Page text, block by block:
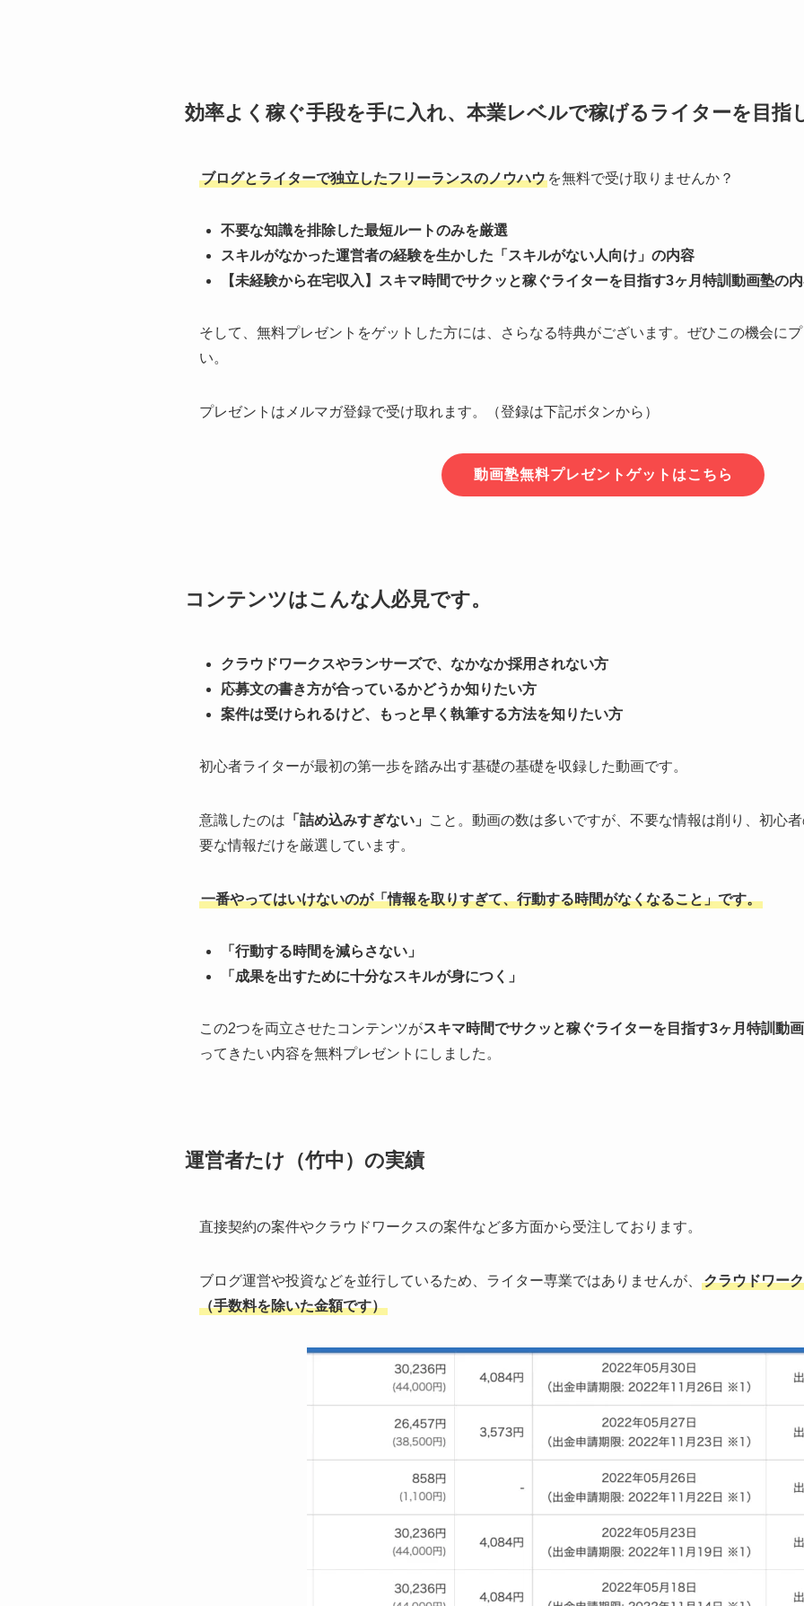
効率よく稼ぐ手段を手に入れ、本業レベルで稼げるライターを目指
ブログとライターで独立したフリーランスのノウハウ を無料で受け取りませんか？
不要な知識を排除した最短ルートのみを厳選
スキルがなかった運営者の経験を生かした「スキルがない人向け」の内容
【未経験から在宅収入】スキマ時間でサクッと稼ぐライターを目指す3ヶ月特訓動画塾の
そして、無料プレゼントをゲットした方には、さらなる特典がございます。ぜひこの機会に
い。
プレゼントはメルマガ登録で受け取れます。（登録は下記ボタンから）
動画塾無料プレゼントゲットはこちら
コンテンツはこんな人必見です。
クラウドワークスやランサーズで、なかなか採用されない方
応募文の書き方が合っているかどうか知りたい方
案件は受けられるけど、もっと早く執筆する方法を知りたい方
初心者ライターが最初の第一歩を踏み出す基礎の基礎を収録した動画です。
意識したのは 「詰め込みすぎない」
こと。動画の数は多いですが、不要な情報は削り、初心
要な情報だけを厳選しています。
一番やってはいけないのが「情報を取りすぎて、行動する時間がなくなること」です。
「行動する時間を減らさない」
「成果を出すために十分なスキルが身につく」
この2つを両立させたコンテンツがスキマ時間でサクッと稼ぐライターを目指す3ヶ月特訓動
ってきたい内容を無料プレゼントにしました。
運営者たけ（竹中）の実績
直接契約の案件やクラウドワークスの案件など多方面から受注しております。
ブログ運営や投資などを並行しているため、ライター専業ではありませんが、
クラウドワー
（手数料を除いた金額です）